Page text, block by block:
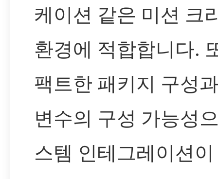
케이션 같은 미션 크
환경에 적합합니다.
팩트한 패키지 구성
변수의 구성 가능성
스템 인테그레이션